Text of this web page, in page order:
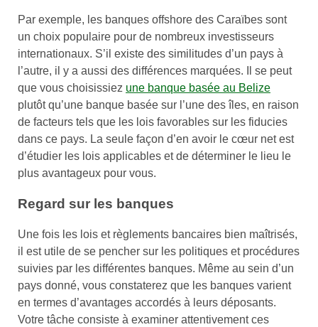
Par exemple, les banques offshore des Caraïbes sont
un choix populaire pour de nombreux investisseurs
internationaux. S’il existe des similitudes d’un pays à
l’autre, il y a aussi des différences marquées. Il se peut
que vous choisissiez une banque basée au Belize
plutôt qu’une banque basée sur l’une des îles, en raison
de facteurs tels que les lois favorables sur les fiducies
dans ce pays. La seule façon d’en avoir le cœur net est
d’étudier les lois applicables et de déterminer le lieu le
plus avantageux pour vous.
Regard sur les banques
Une fois les lois et règlements bancaires bien maîtrisés,
il est utile de se pencher sur les politiques et procédures
suivies par les différentes banques. Même au sein d’un
pays donné, vous constaterez que les banques varient
en termes d’avantages accordés à leurs déposants.
Votre tâche consiste à examiner attentivement ces